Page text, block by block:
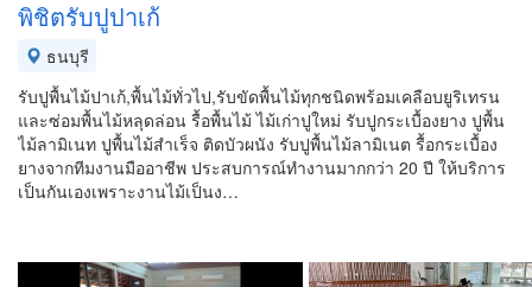
พิชิตรับปูปาเก้
ธนบุรี
รับปูพื้นไม้ปาเก้,พื้นไม้ทั่วไป,รับขัดพื้นไม้ทุกชนิดพร้อมเคลือบยูริเทรน
และซ่อมพื้นไม้หลุดล่อน รื้อพื้นไม้ ไม้เก่าปูใหม่ รับปูกระเบื้องยาง ปูพื้น
ไม้ลามิเนท ปูพื้นไม้สำเร็จ ติดบัวผนัง รับปูพื้นไม้ลามิเนต รื้อกระเบื้อง
ยางจากทีมงานมืออาชีพ ประสบการณ์ทำงานมากกว่า 20 ปี ให้บริการ
เป็นกันเองเพราะงานไม้เป็นง…